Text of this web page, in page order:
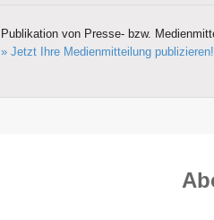
Publikation von Presse- bzw.
» Jetzt Ihre Medienmitteilung publizieren!